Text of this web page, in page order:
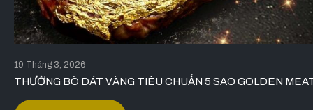
19 Tháng 3, 2026
THƯỞNG BÒ DÁT VÀNG TIÊU CHUẨN 5 SAO GOLDEN